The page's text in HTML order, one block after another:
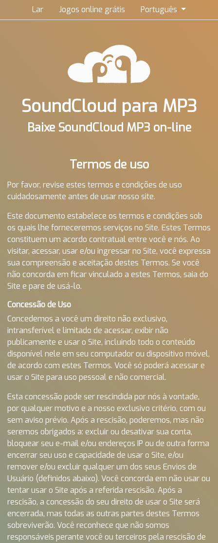
Lar Jogos online grátis Português
SoundCloud para MP3
Baixe SoundCloud MP3 on-line
Termos de uso
Por favor, revise estes termos e condições de uso
cuidadosamente antes de usar nosso site.
Este documento estabelece os termos e condições sob
os quais lhe forneceremos serviços no Site. Estes Termos
constituem um acordo contratual entre você e nós. Ao
visitar, acessar, usar e/ou ingressar no Site, você expressa
sua compreensão e aceitação destes Termos. Se você
não concorda em ficar vinculado a estes Termos, saia do
Site e pare de usá-lo.
Concessão de Uso
Concedemos a você um direito não exclusivo,
intransferível e limitado de acessar, exibir não
publicamente e usar o Site, incluindo todo o conteúdo
disponível nele em seu computador ou dispositivo móvel,
de acordo com estes Termos. Você só poderá acessar e
usar o Site para uso pessoal e não comercial.
Esta concessão pode ser rescindida por nós à vontade,
por qualquer motivo e a nosso exclusivo critério, com ou
sem aviso prévio. Após a rescisão, poderemos, mas não
seremos obrigados a: excluir ou desativar sua conta,
bloquear seu e-mail e/ou endereços IP ou de outra forma
encerrar seu uso e capacidade de usar o Site, e/ou
remover e/ou excluir qualquer um dos seus Envios de
Usuário (definidos abaixo). Você concorda em não usar ou
tentar usar o Site após a referida rescisão. Após a
rescisão, a concessão do seu direito de usar o Site será
encerrada, mas todas as outras partes destes Termos
sobreviverão. Você reconhece que não somos
responsáveis ​​perante você ou terceiros pela rescisão de